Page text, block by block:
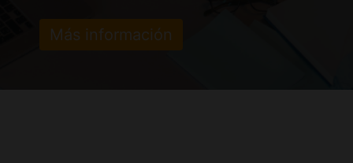
Más información